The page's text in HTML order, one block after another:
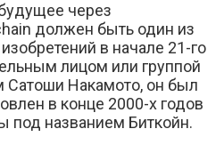
через
должен быть один из
в начале 21-го
лицом или группой
Накамото, он был
в конце 2000-х годов
под названием Биткойн.